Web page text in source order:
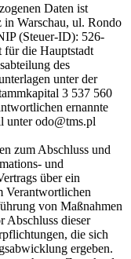
Daten ist
Warschau, ul. Rondo
(Steuer-ID): 526-
für die Hauptstadt
des
unter der
3 537 560
ernannte
unter odo@tms.pl
zum Abschluss und
und
über ein
Verantwortlichen
von Maßnahmen
Abschluss dieser
die sich
ergeben.